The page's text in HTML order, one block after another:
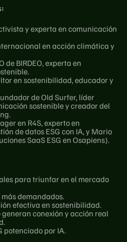
y experta en comunicación
en acción climática y
de BIRDEO, experta en
en sostenibilidad, educador y
de Old Surfer, líder
sostenible y creador del
en R4S, experto en
de datos ESG con IA, y Mario
SaaS ESG en Osapiens).
para triunfar en el mercado
demandados.
efectiva en sostenibilidad.
conexión y acción real
potenciado por IA.